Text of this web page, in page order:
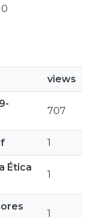
0
views
707
1
Ética
1
1